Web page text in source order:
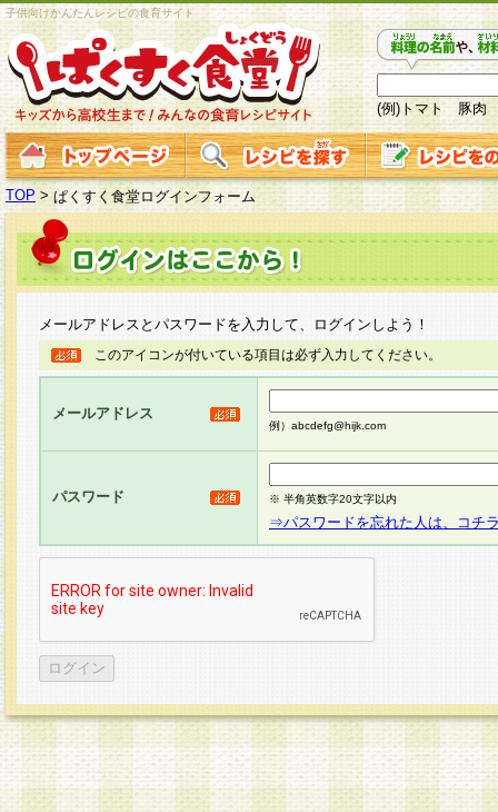
子供向けかんたんレシピの食育サイト
(例)トマト 豚肉
TOP > ぱくすく食堂ログインフォーム
メールアドレスとパスワードを入力して、ログインしよう！
このアイコンが付いている項目は必ず入力してください。
メールアドレス
例）abcdefg@hijk.com
パスワード ※ 半角英数字20文字以内
⇒パスワードを忘れた人は、コチ